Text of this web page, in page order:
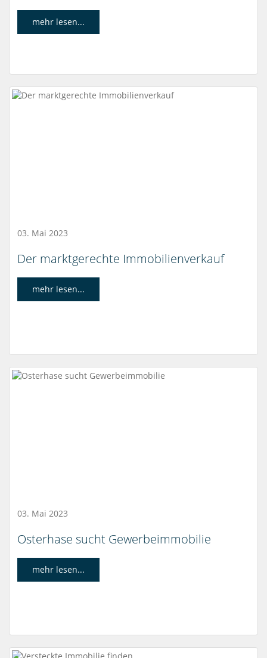
mehr lesen...
03. Mai 2023
Der marktgerechte Immobilienverkauf
mehr lesen...
03. Mai 2023
Osterhase sucht Gewerbeimmobilie
mehr lesen...